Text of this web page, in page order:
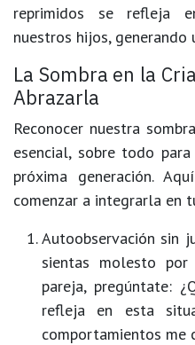
reprimidos se refleja
nuestros hijos, generando
La Sombra en la
Abrazarla
Reconocer nuestra
esencial, sobre todo
próxima generación.
comenzar a integrarla en
Autoobservación sin
sientas molesto
pareja, pregúntate:
refleja en esta
comportamientos me